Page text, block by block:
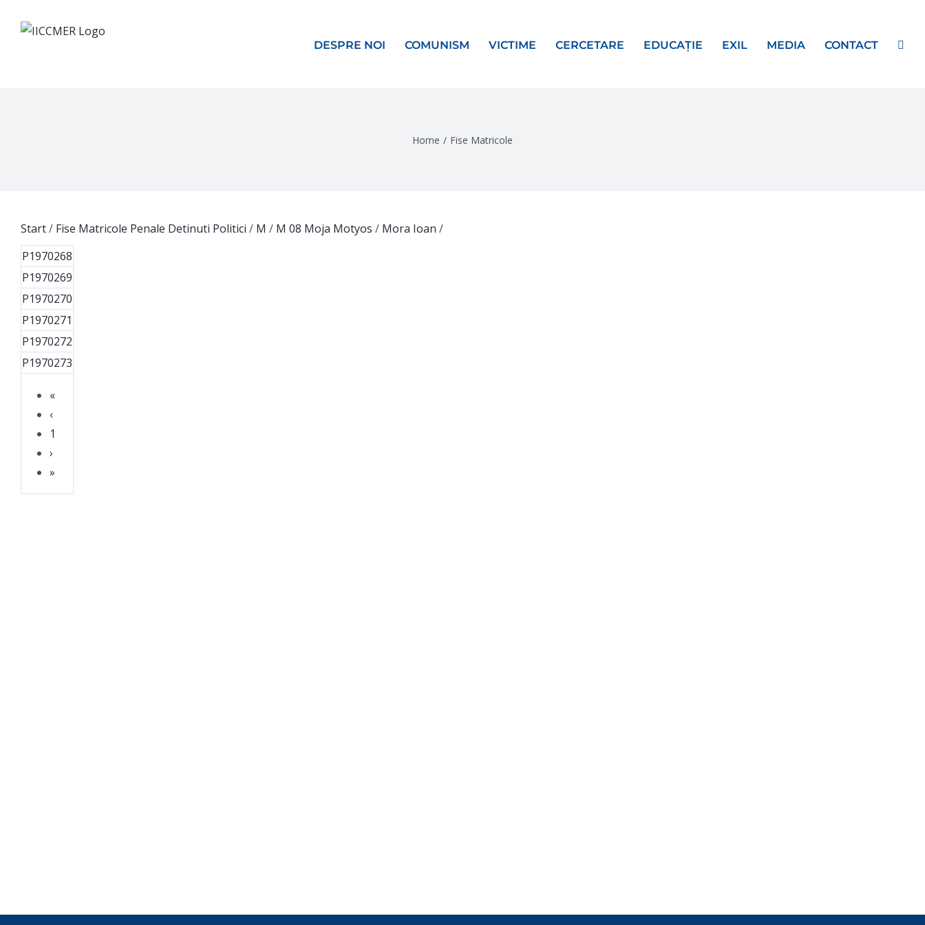
DESPRE NOI COMUNISM VICTIME CERCETARE EDUCAȚIE EXIL MEDIA CONTACT
Home / Fise Matricole
Start/ Fise Matricole Penale Detinuti Politici / M / M 08 Moja Motyos / Mora Ioan /
«
‹
1
›
»
P1970268
P1970269
P1970270
P1970271
P1970272
P1970273